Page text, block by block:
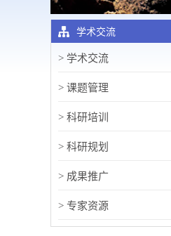
学术交流
> 学术交流
> 课题管理
> 科研培训
> 科研规划
> 成果推广
> 专家资源